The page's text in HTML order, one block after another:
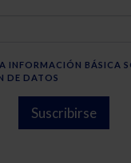
INFORMACIÓN BÁSICA
DE DATOS
Suscribirse